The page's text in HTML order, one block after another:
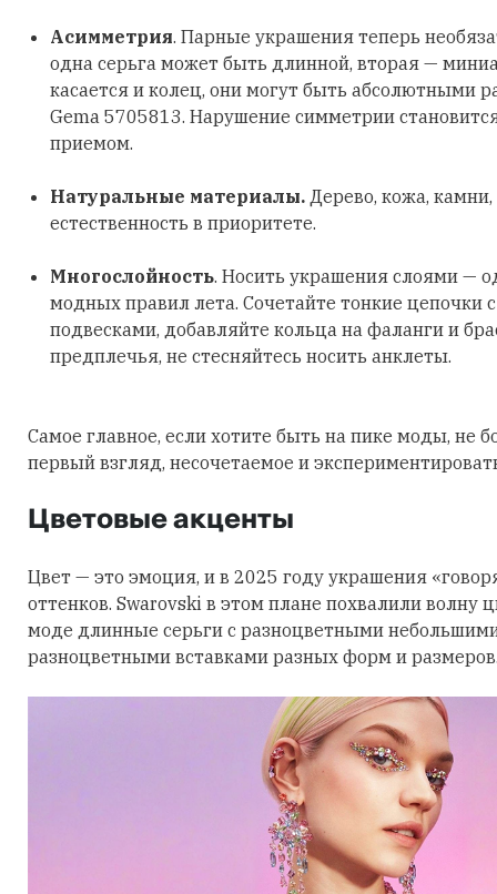
Асимметрия. Парные украшения теперь
одна серьга может быть длинной, вторая —
касается и колец, они могут быть абсолютными
Gema 5705813. Нарушение симметрии
приемом.
Натуральные материалы. Дерево, кожа,
естественность в приоритете.
Многослойность. Носить украшения слоями —
модных правил лета. Сочетайте тонкие цепочки
подвесками, добавляйте кольца на фаланги и
предплечья, не стесняйтесь носить анклеты.
Самое главное, если хотите быть на пике моды, не
первый взгляд, несочетаемое и
Цветовые акценты
Цвет — это эмоция, и в 2025 году украшения
оттенков. Swarovski в этом плане похвалили волну
моде длинные серьги с разноцветными
разноцветными вставками разных форм и